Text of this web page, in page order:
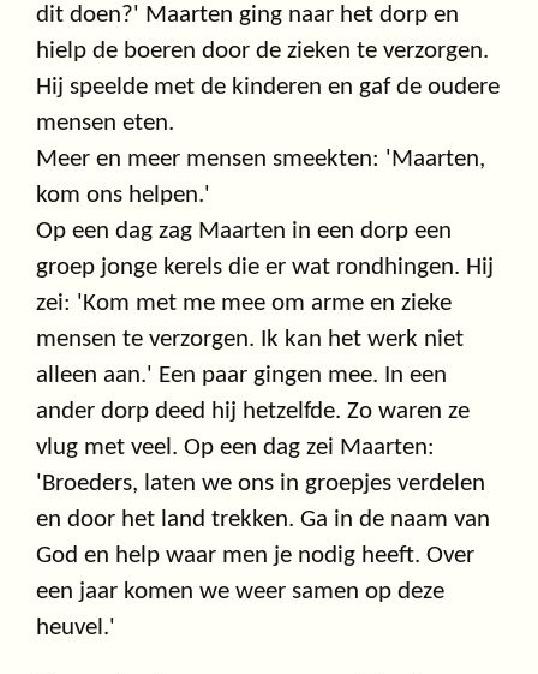
dit doen?' Maarten ging naar het dorp en
hielp de boeren door de zieken te verzorgen.
Hij speelde met de kinderen en gaf de oudere
mensen eten.
Meer en meer mensen smeekten: 'Maarten,
kom ons helpen.'
Op een dag zag Maarten in een dorp een
groep jonge kerels die er wat rondhingen. Hij
zei: 'Kom met me mee om arme en zieke
mensen te verzorgen. Ik kan het werk niet
alleen aan.' Een paar gingen mee. In een
ander dorp deed hij hetzelfde. Zo waren ze
vlug met veel. Op een dag zei Maarten:
'Broeders, laten we ons in groepjes verdelen
en door het land trekken. Ga in de naam van
God en help waar men je nodig heeft. Over
een jaar komen we weer samen op deze
heuvel.'